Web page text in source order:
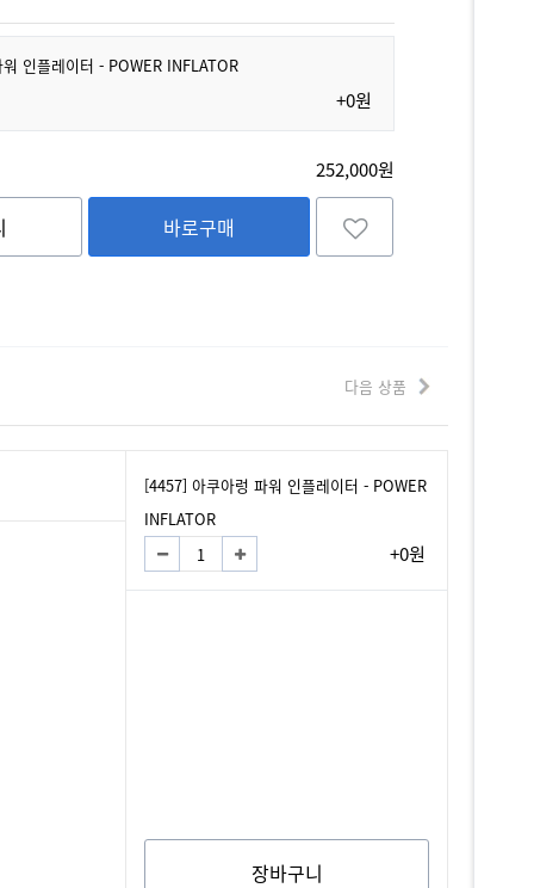
인플레이터 - POWER INFLATOR
+0원
252,000원
바로구매
다음 상품
[4457] 아쿠아렁 파워 인플레이터 - POWER
INFLATOR
+0원
장바구니